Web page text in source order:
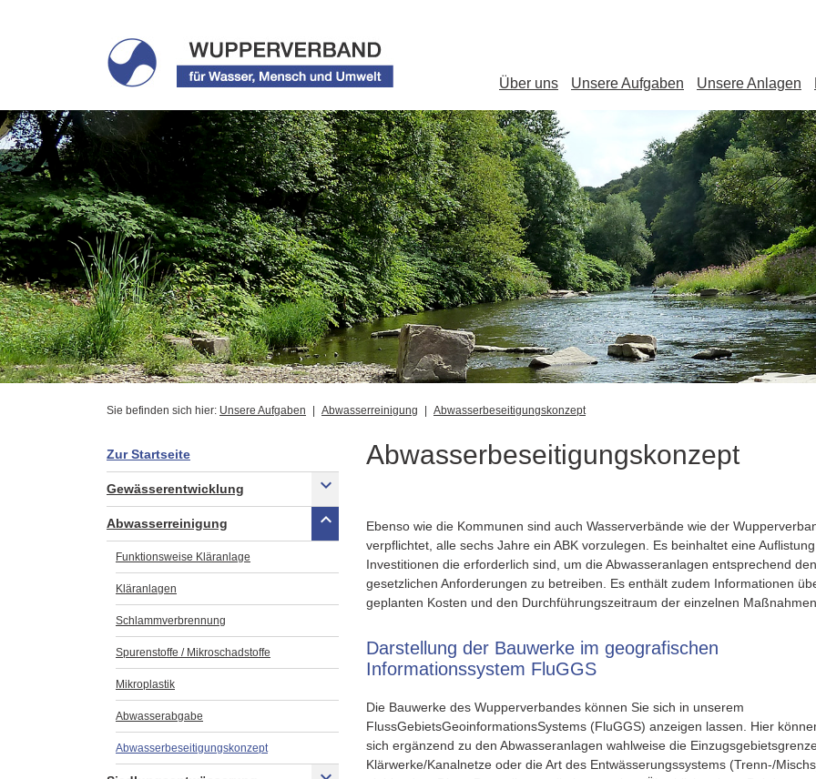
Über uns Unsere Aufgaben Unsere Anlagen
Sie befinden sich hier: Unsere Aufgaben Abwasserreinigung Abwasserbeseitigungskonzept
Zur Startseite
Gewässerentwicklung
Abwasserreinigung
Funktionsweise Kläranlage
Kläranlagen
Schlammverbrennung
Spurenstoffe / Mikroschadstoffe
Mikroplastik
Abwasserabgabe
Abwasserbeseitigungskonzept
Abwasserbeseitigungskonzept
Ebenso wie die Kommunen sind auch Wasserverbände wie der
verpflichtet, alle sechs Jahre ein ABK vorzulegen. Es beinhaltet eine
Investitionen die erforderlich sind, um die Abwasseranlagen entsprechend den
gesetzlichen Anforderungen zu betreiben. Es enthält zudem Informationen
geplanten Kosten und den Durchführungszeitraum der einzelnen Maßnahmen.
Darstellung der Bauwerke im geografischen
Informationssystem FluGGS
Die Bauwerke des Wupperverbandes können Sie sich in unserem
FlussGebietsGeoinformationsSystems (FluGGS) anzeigen lassen. Hier können
sich ergänzend zu den Abwasseranlagen wahlweise die
Klärwerke/Kanalnetze oder die Art des Entwässerungssystems (Trenn-/